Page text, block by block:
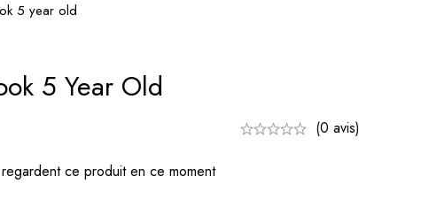
5 year old
5 Year Old
(0 avis)
ce produit en ce moment